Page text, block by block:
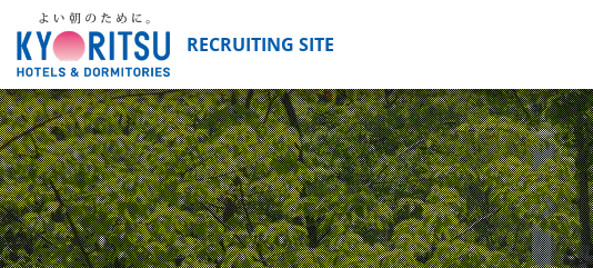
RECRUITING SITE